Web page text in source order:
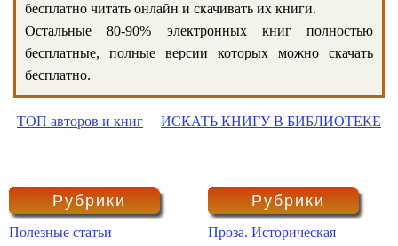
бесплатно читать онлайн и скачивать их книги.
Остальные 80-90% электронных книг полностью
бесплатные, полные версии которых можно скачать
бесплатно.
ТОП авторов и книг ИСКАТЬ КНИГУ В БИБЛИОТЕКЕ
Рубрики
Полезные статьи
Рубрики
Проза. Историческая